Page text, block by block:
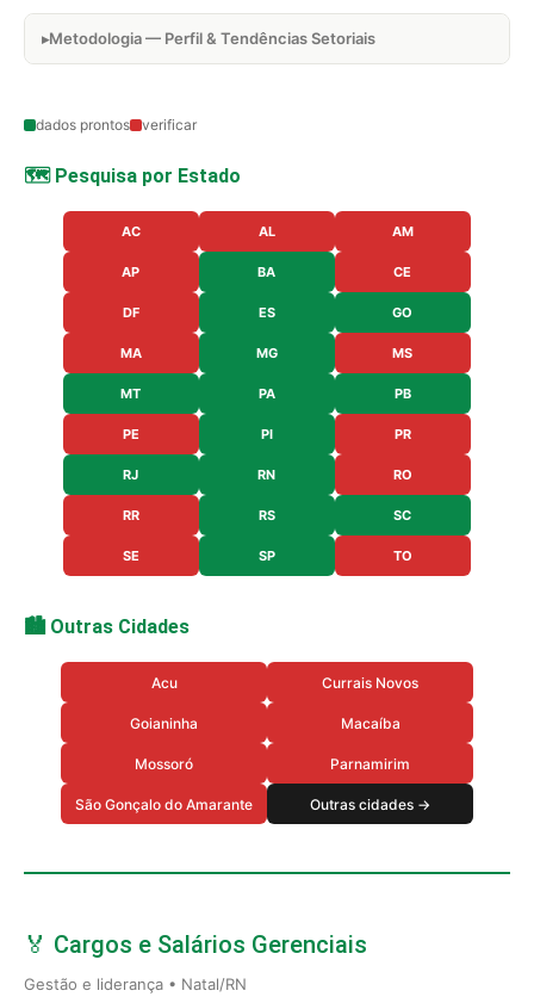
Metodologia — Perfil & Tendências Setoriais
dados prontos verificar
🗺️ Pesquisa por Estado
AC AL AM
AP BA CE
DF ES GO
MA MG MS
MT PA PB
PE PI PR
RJ RN RO
RR RS SC
SE SP TO
🏙️ Outras Cidades
Acu Currais Novos
Goianinha Macaíba
Mossoró Parnamirim
São Gonçalo do Amarante Outras cidades →
🏅 Cargos e Salários Gerenciais
Gestão e liderança • Natal/RN